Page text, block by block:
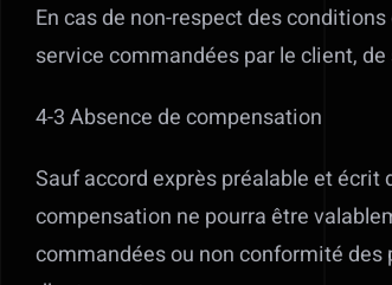
En cas de non-respect des
service commandées par le client,
4-3 Absence de compensation
Sauf accord exprès préalable et écrit
compensation ne pourra être
commandées ou non conformité